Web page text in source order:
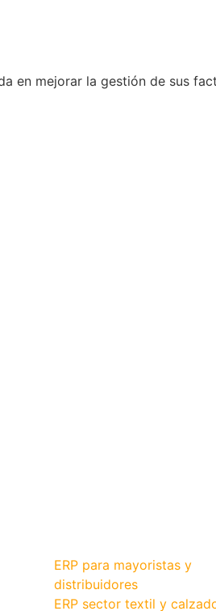
en mejorar la gestión de sus
ERP para mayoristas y
distribuidores
ERP sector textil y